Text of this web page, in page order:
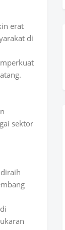
erat
di
sektor